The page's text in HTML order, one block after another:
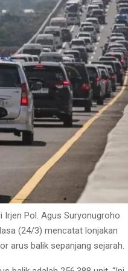
Irjen Pol. Agus Suryonugroho
(24/3) mencatat lonjakan
arus balik sepanjang sejarah.